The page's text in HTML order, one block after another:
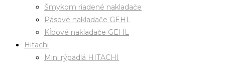
Šmykom riadené nakladače
Pásové nakladače GEHL
Kĺbové nakladače GEHL
Hitachi
Mini rýpadlá HITACHI